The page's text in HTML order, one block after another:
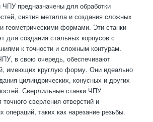
ЧПУ предназначены для обработки
снятия металла и создания сложных
геометрическими формами. Эти станки
для создания стальных корпусов с
к точности и сложным контурам.
в свою очередь, обеспечивают
имеющих круглую форму. Они идеально
цилиндрических, конусных и других
Сверлильные станки ЧПУ
сверления отверстий и
операций, таких как нарезание резьбы.